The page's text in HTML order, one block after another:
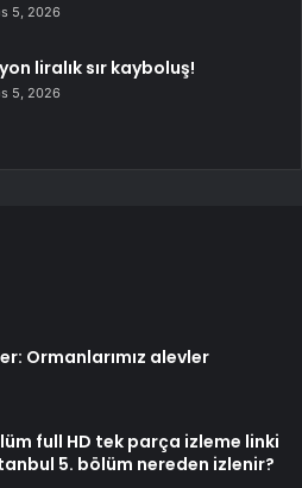
5, 2026
liralık sır kayboluş!
5, 2026
Ormanlarımız alevler
full HD tek parça izleme linki
5. bölüm nereden izlenir?